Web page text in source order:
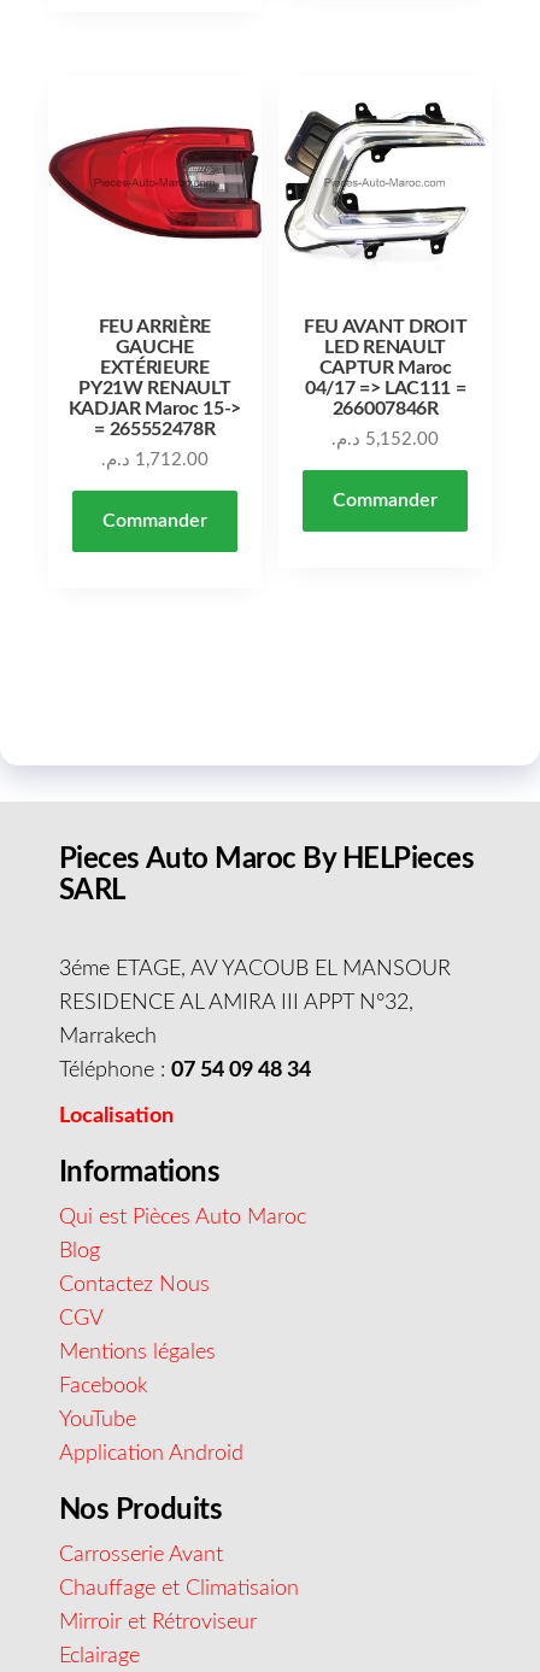
FEU ARRIÈRE
GAUCHE
EXTÉRIEURE
PY21W RENAULT
KADJAR Maroc 15->
= 265552478R
1,712.00 د.م.
Commander
FEU AVANT DROIT
LED RENAULT
CAPTUR Maroc
04/17 => LAC111 =
266007846R
5,152.00 د.م.
Commander
Pieces Auto Maroc By HELPieces
SARL
3éme ETAGE, AV YACOUB EL MANSOUR
RESIDENCE AL AMIRA III APPT N°32,
Marrakech
Téléphone : 07 54 09 48 34
Localisation
Informations
Qui est Pièces Auto Maroc
Blog
Contactez Nous
CGV
Mentions légales
Facebook
YouTube
Application Android
Nos Produits
Carrosserie Avant
Chauffage et Climatisaion
Mirroir et Rétroviseur
Eclairage